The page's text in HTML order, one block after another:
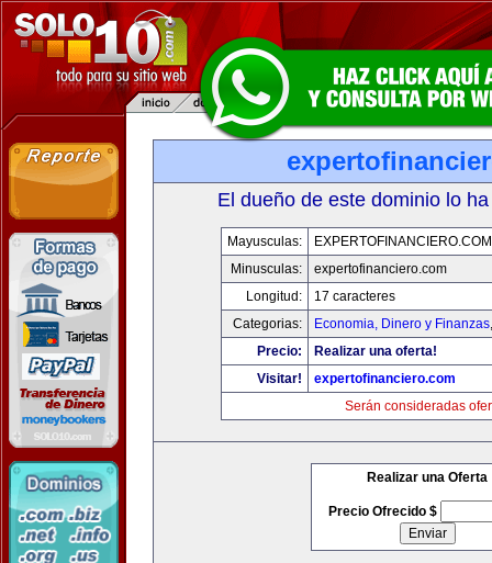
El dueño de este dominio lo
Mayusculas:
EXPERTOFINANCIERO.COM
Minusculas:
expertofinanciero.com
Longitud:
17 caracteres
Categorias:
Economia, Dinero y Finanzas
Precio:
Realizar una oferta!
Visitar!
expertofinanciero.com
Serán consideradas
Realizar una Oferta
Precio Ofrecido $